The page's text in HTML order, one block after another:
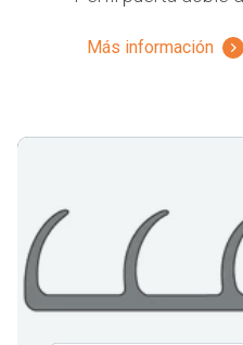
Más información